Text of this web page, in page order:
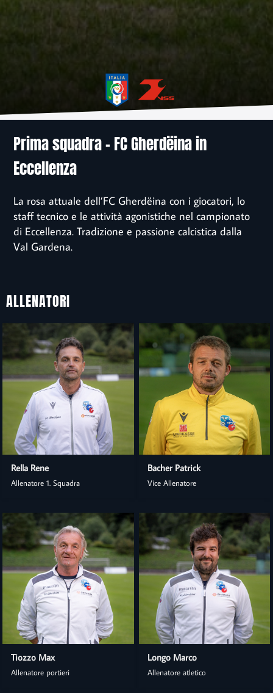
Home
News
Associazione
Sponsor
Iscrizione
Prima squadra – FC Gherdëina in
Eccellenza
La rosa attuale dell’FC Gherdëina con i giocatori, lo
staff tecnico e le attività agonistiche nel campionato
di Eccellenza. Tradizione e passione calcistica dalla
Val Gardena.
ALLENATORI
Rella Rene
Allenatore 1. Squadra
Bacher Patrick
Vice Allenatore
Tiozzo Max
Allenatore portieri
Longo Marco
Allenatore atletico